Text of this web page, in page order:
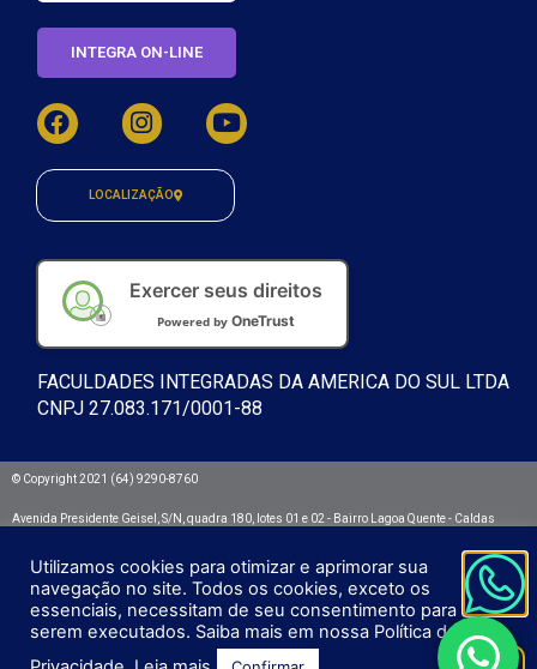
INTEGRA ON-LINE
LOCALIZAÇÃO
Exercer seus direitos
Powered by OneTrust
FACULDADES INTEGRADAS DA AMERICA DO SUL LTDA
CNPJ 27.083.171/0001-88
© Copyright 2021 (64) 9290-8760
Avenida Presidente Geisel, S/N, quadra 180, lotes 01 e 02 - Bairro Lagoa Quente - Caldas
Integra - Faculdades Integradas da América do Sul
Utilizamos cookies para otimizar e aprimorar sua
navegação no site. Todos os cookies, exceto os
essenciais, necessitam de seu consentimento para
serem executados. Saiba mais em nossa Política de